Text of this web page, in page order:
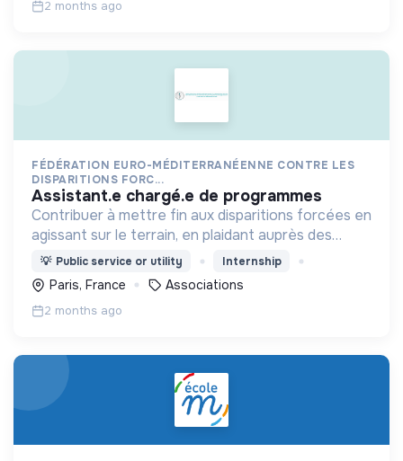
2 months ago
FÉDÉRATION EURO-MÉDITERRANÉENNE CONTRE LES
DISPARITIONS FORC...
assistant.e chargé.e de programmes
Contribuer à mettre fin aux disparitions forcées en
agissant sur le terrain, en plaidant auprès des
institutions internationales et en formant les
acteurs locaux.
💡 Public service or utility Internship
Paris, France Associations
2 months ago